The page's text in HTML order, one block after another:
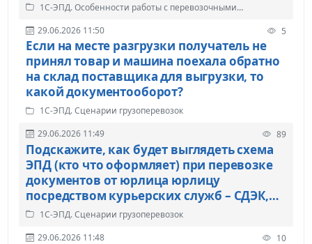
1С-ЭПД. Особенности работы с перевозочными
29.06.2026 11:50
5
Если на месте разгрузки получатель не
принял товар и машина поехала обратно
на склад поставщика для выгрузки, то
какой документооборот?
1С-ЭПД. Сценарии грузоперевозок
29.06.2026 11:49
89
Подскажите, как будет выглядеть схема
ЭПД (кто что оформляет) при перевозке
документов от юрлица юрлицу
посредством курьерских служб – СДЭК,
ДПД и т.д.?
1С-ЭПД. Сценарии грузоперевозок
29.06.2026 11:48
10